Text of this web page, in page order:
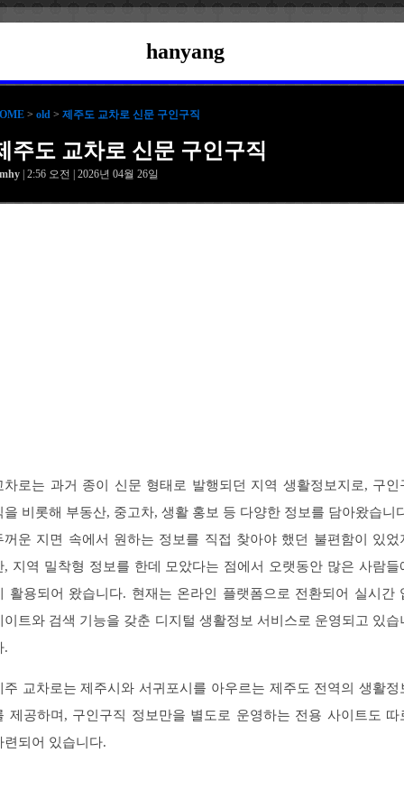
hanyang
> old > 제주도 교차로 신문 구인구직
주도 교차로 신문 구인구직
| 2:56 오전 | 2026년 04월 26일
차로는 과거 종이 신문 형태로 발행되던 지역 생활정보지로, 구인
을 비롯해 부동산, 중고차, 생활 홍보 등 다양한 정보를 담아왔습니
꺼운 지면 속에서 원하는 정보를 직접 찾아야 했던 불편함이 있었
, 지역 밀착형 정보를 한데 모았다는 점에서 오랫동안 많은 사람들
활용되어 왔습니다. 현재는 온라인 플랫폼으로 전환되어 실시간
이트와 검색 기능을 갖춘 디지털 생활정보 서비스로 운영되고 있습
.
주 교차로는 제주시와 서귀포시를 아우르는 제주도 전역의 생활정
제공하며, 구인구직 정보만을 별도로 운영하는 전용 사이트도 따
련되어 있습니다.